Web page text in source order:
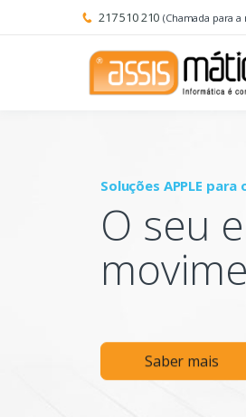
217 510 210 (Chamada para
Soluções APPLE para
O seu
Saber mais